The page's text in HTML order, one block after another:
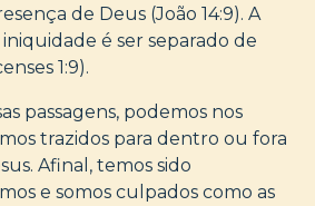
de Deus (João 14:9). A
é ser separado de
1:9).
passagens, podemos nos
trazidos para dentro ou fora
Afinal, temos sido
e somos culpados como as